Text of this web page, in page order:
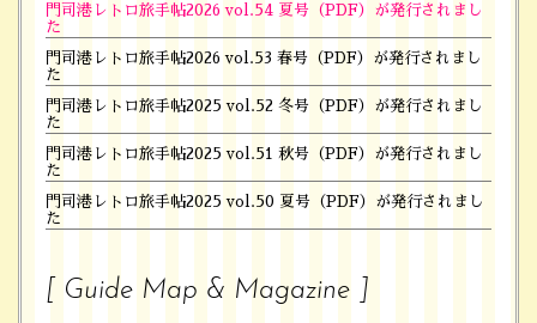
門司港レトロ旅手帖2026 vol.54 夏号（PDF）が発行されまし
た
門司港レトロ旅手帖2026 vol.53 春号（PDF）が発行されまし
た
門司港レトロ旅手帖2025 vol.52 冬号（PDF）が発行されまし
た
門司港レトロ旅手帖2025 vol.51 秋号（PDF）が発行されまし
た
門司港レトロ旅手帖2025 vol.50 夏号（PDF）が発行されまし
た
[ Guide Map & Magazine ]